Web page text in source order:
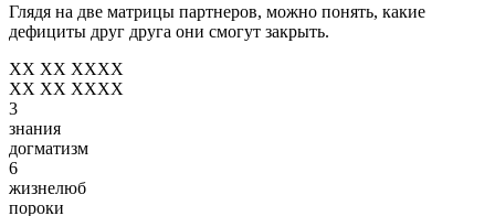
Глядя на две матрицы партнеров, можно понять, какие
дефициты друг друга они смогут закрыть.
XX XX XXXX
XX XX XXXX
3
знания
догматизм
6
жизнелюб
пороки